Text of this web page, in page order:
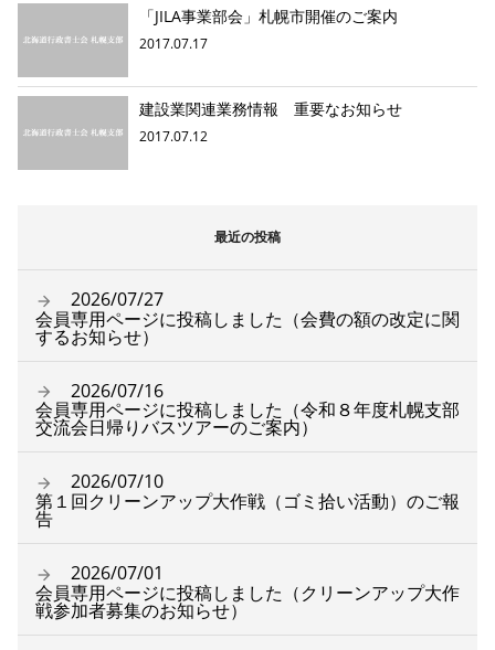
「JILA事業部会」札幌市開催のご案内
2017.07.17
建設業関連業務情報 重要なお知らせ
2017.07.12
最近の投稿
2026/07/27
会員専用ページに投稿しました（会費の額の改定に関
するお知らせ）
2026/07/16
会員専用ページに投稿しました（令和８年度札幌支部
交流会日帰りバスツアーのご案内）
2026/07/10
第１回クリーンアップ大作戦（ゴミ拾い活動）のご報
告
2026/07/01
会員専用ページに投稿しました（クリーンアップ大作
戦参加者募集のお知らせ）